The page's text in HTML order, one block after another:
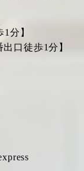
分】
口徒歩1分】